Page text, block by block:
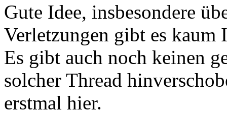
Gute Idee, insbesondere
Verletzungen gibt es kaum
Es gibt auch noch keinen
solcher Thread
erstmal hier.